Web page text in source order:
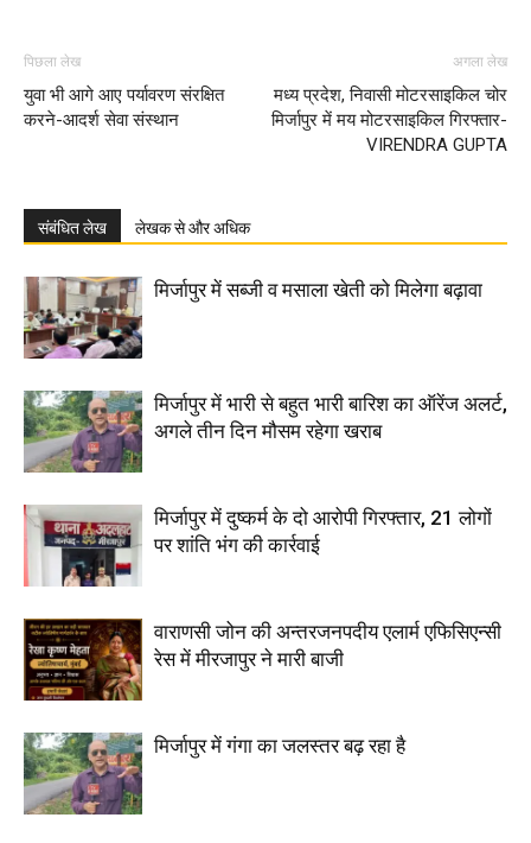
पिछला लेख
युवा भी आगे आए पर्यावरण संरक्षित
करने-आदर्श सेवा संस्थान
अगला लेख
मध्य प्रदेश, निवासी मोटरसाइकिल चोर
मिर्जापुर में मय मोटरसाइकिल गिरफ्तार-
VIRENDRA GUPTA
संबंधित लेख लेखक से और अधिक
मिर्जापुर में सब्जी व मसाला खेती को मिलेगा बढ़ावा
मिर्जापुर में भारी से बहुत भारी बारिश का ऑरेंज अलर्ट,
अगले तीन दिन मौसम रहेगा खराब
मिर्जापुर में दुष्कर्म के दो आरोपी गिरफ्तार, 21 लोगों
पर शांति भंग की कार्रवाई
वाराणसी जोन की अन्तरजनपदीय एलार्म एफिसिएन्सी
रेस में मीरजापुर ने मारी बाजी
मिर्जापुर में गंगा का जलस्तर बढ़ रहा है